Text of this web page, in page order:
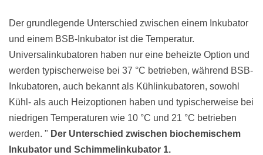
Der grundlegende Unterschied zwischen einem Inkubator
und einem BSB-Inkubator ist die Temperatur.
Universalinkubatoren haben nur eine beheizte Option und
werden typischerweise bei 37 °C betrieben, während BSB-
Inkubatoren, auch bekannt als Kühlinkubatoren, sowohl
Kühl- als auch Heizoptionen haben und typischerweise bei
niedrigen Temperaturen wie 10 °C und 21 °C betrieben
werden. " Der Unterschied zwischen biochemischem
Inkubator und Schimmelinkubator 1.